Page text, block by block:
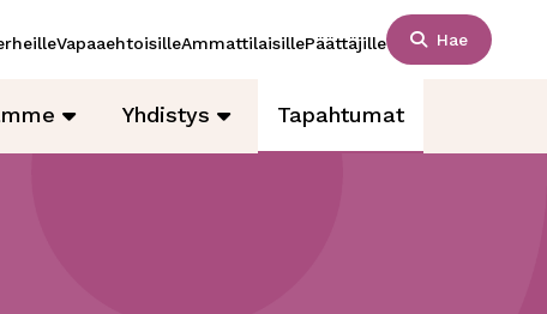
VapaaehtoisilleAmmattilaisillePäättäjille Hae
Yhdistys Tapahtumat